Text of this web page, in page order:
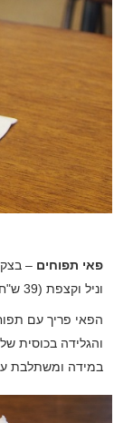
פאי תפוחים –
וניל וקצפת (39 ש"ח).
הפאי פריך עם
והגלידה בכוסית
במידה ומשתלבת